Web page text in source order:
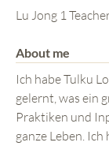
Lu Jong 1
About me
Ich habe Tulku
gelernt, was ein
Praktiken und
ganze Leben.